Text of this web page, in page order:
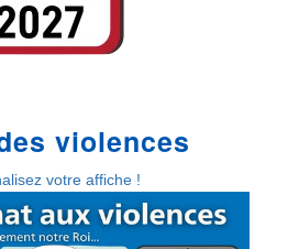
violences
votre affiche !